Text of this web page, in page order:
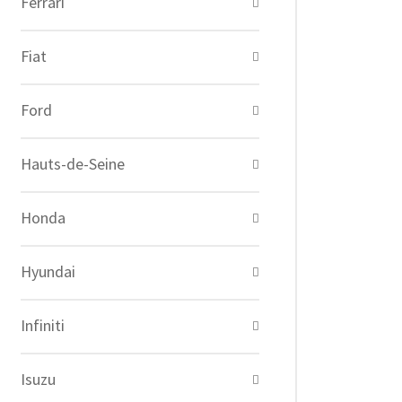
Fiat
Ford
Hauts-de-Seine
Honda
Hyundai
Infiniti
Isuzu